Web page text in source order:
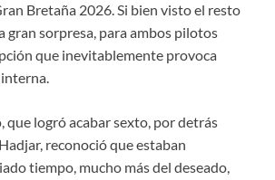
Bretaña 2026. Si bien visto el resto
gran sorpresa, para ambos pilotos
que inevitablemente provoca
que logró acabar sexto, por detrás
reconoció que estaban
tiempo, mucho más del deseado,